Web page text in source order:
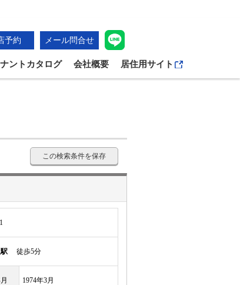
予約 メール問合せ
ントカタログ 会社概要 居住用サイト
この検索条件を保存
徒歩5分
1974年3月